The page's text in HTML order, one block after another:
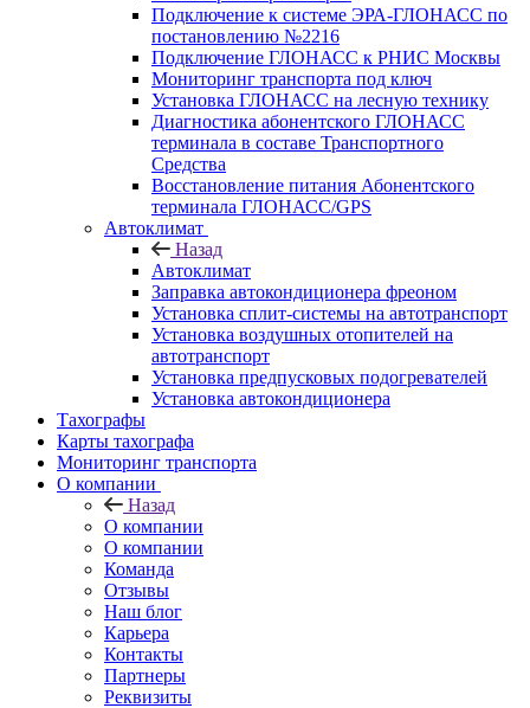
Подключение к системе ЭРА-ГЛОНАСС по
постановлению №2216
Подключение ГЛОНАСС к РНИС Москвы
Мониторинг транспорта под ключ
Установка ГЛОНАСС на лесную технику
Диагностика абонентского ГЛОНАСС
терминала в составе Транспортного
Средства
Восстановление питания Абонентского
терминала ГЛОНАСС/GPS
Автоклимат
Назад
Автоклимат
Заправка автокондиционера фреоном
Установка сплит-системы на автотранспорт
Установка воздушных отопителей на
автотранспорт
Установка предпусковых подогревателей
Установка автокондиционера
Тахографы
Карты тахографа
Мониторинг транспорта
О компании
Назад
О компании
О компании
Команда
Отзывы
Наш блог
Карьера
Контакты
Партнеры
Реквизиты